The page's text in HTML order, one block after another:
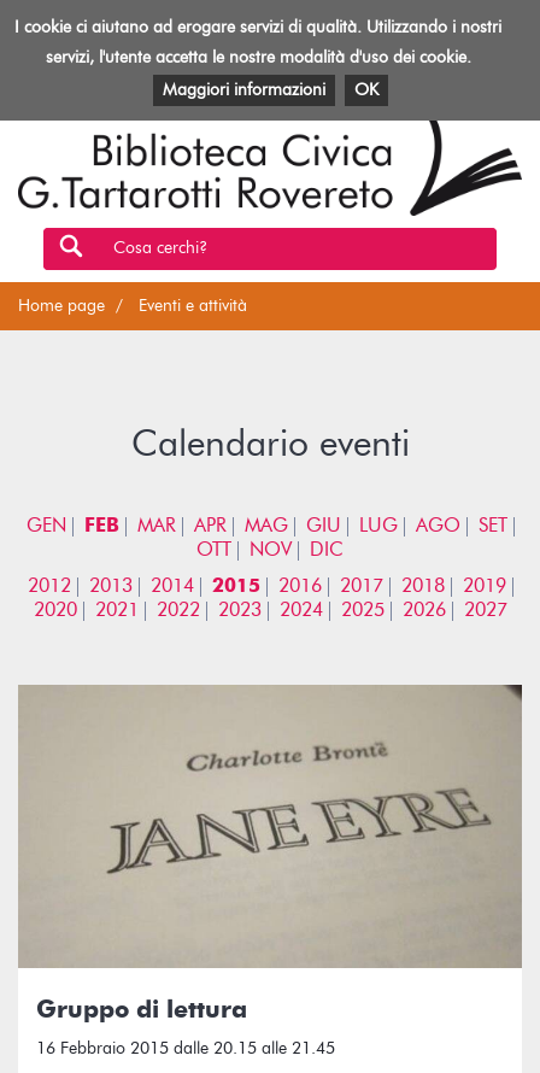
Toggle
Biblioteca
Rovereto
EVENTI E ATTIVITÀ PATRIMONIO E RISORSE
Cosa cerchi?
Home page Eventi e attività
Calendario eventi
GEN FEB MAR APR MAG GIU LUG AGO
SET
OTT
NOV
DIC
2012
2013 2014 2015 2016 2017 2018
2019
2020
2021 2022 2023 2024 2025 2026 2027
Gruppo di lettura
16 Febbraio 2015 dalle 20.15 alle 21.45
I cookie ci aiutano ad erogare servizi di qualità. Utilizzando i nostri
servizi, l'utente accetta le nostre modalità d'uso dei cookie.
Maggiori informazioni
OK